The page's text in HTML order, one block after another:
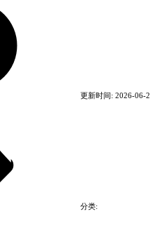
i5-2500K 3.3GHz / AMD
GTX 660 / Radeon HD
可用空间
系统
10
i7 4790 4 GHz
GTX 1070 / AMD
更新时间: 2026-06-28
分类: